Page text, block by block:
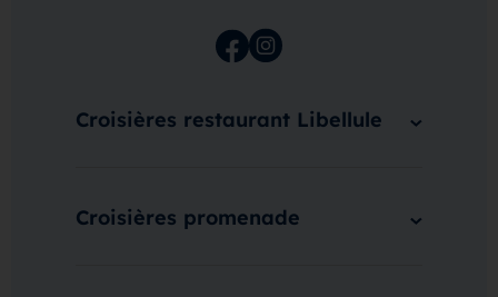
Croisières restaurant Libellule
Croisières promenade